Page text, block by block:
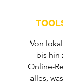
Von
bis hin
Online-
alles,